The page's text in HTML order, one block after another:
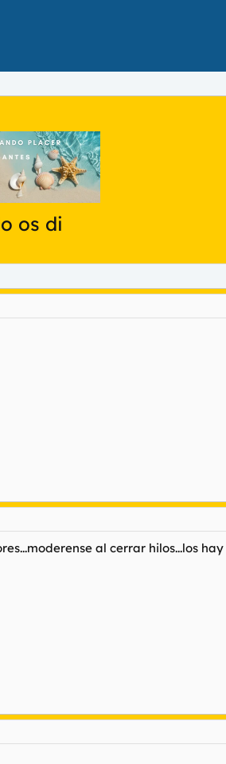
os di
al cerrar hilos...los hay